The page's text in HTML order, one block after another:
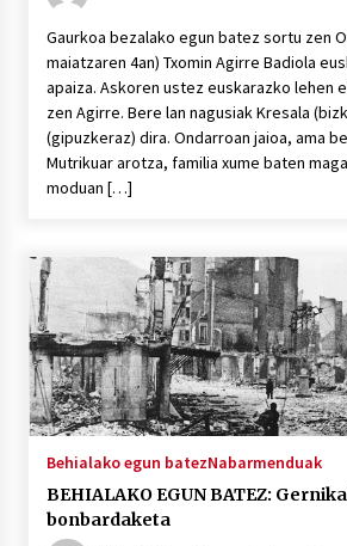
Gaurkoa bezalako egun batez sortu zen
maiatzaren 4an) Txomin Agirre Badiola
apaiza. Askoren ustez euskarazko lehen
zen Agirre. Bere lan nagusiak Kresala
(gipuzkeraz) dira. Ondarroan jaioa, ama
Mutrikuar arotza, familia xume baten
moduan […]
Behialako egun batezNabarmenduak
BEHIALAKO EGUN BATEZ:
bonbardaketa